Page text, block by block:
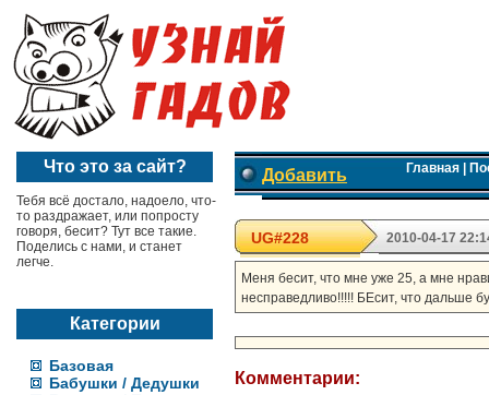
Что это за сайт?
Тебя всё достало, надоело, что-
то раздражает, или попросту
говоря, бесит? Тут все такие.
Поделись с нами, и станет
легче.
Категории
Базовая
Бабушки / Дедушки
Добавить Главная|
UG#228 2010-04-17
Меня бесит, что мне уже 25, а мне
несправедливо!!!!! БЕсит, что дальше
Комментарии: